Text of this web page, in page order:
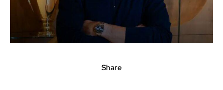
Share